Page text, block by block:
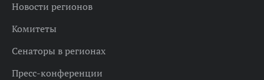
Новости регионов
Комитеты
Сенаторы в регионах
Пресс-конференции